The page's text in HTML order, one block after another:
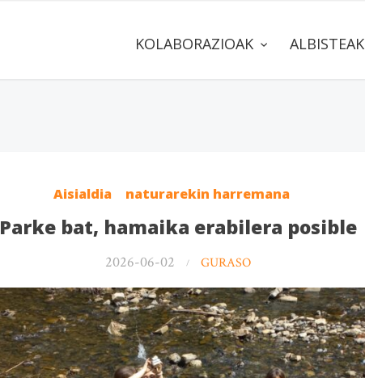
KOLABORAZIOAK ALBISTEAK
Aisialdia naturarekin harremana
Parke bat, hamaika erabilera posible
2026-06-02 GURASO